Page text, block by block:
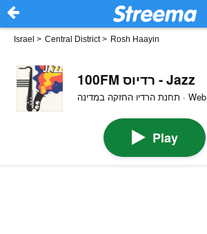
Israel > Central District> Rosh Haayin
100FM רדיוס - Jazz
תחנת הרדיו החזקה במדינה · Web
Play